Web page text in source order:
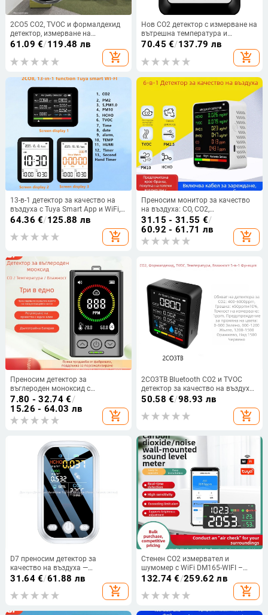
2CO5 CO2, TVOC и формалдехид
детектор, измерване на
температура и влажност,
детектор за качество на въздуха
61.09 €/119.48 лв
add_shopping_cart
Нов CO2 детектор с измерване на
вътрешна температура и
влажност и CO2 аларма
70.45 €/137.79 лв
add_shopping_cart
13-в-1 детектор за качество на
въздуха с Tuya Smart App и WiFi,
CO2 и PM2.5 - CO2 диапазон 400-
6000 ppm; PM2.5 измерване; CO2
точност ±50 ppm; дисплей
64.36 €/125.88 лв
add_shopping_cart
Преносим монитор за качество
на въздуха: CO, CO2,
формалдехид, TVOC, PM2.5 и
PM10; обхват 400–5000 PPM;
точност 10 PPM; захранване
Type-C
31.15 - 31.55 €/
60.92 - 61.71 лв
add_shopping_cart
Преносим детектор за
въглероден моноксид с
измерване на температура и
влажност, модел GC3000 - 3 в 1,
обхват 400–5000 ppm, точност
±5%, USB захранване
7.80 - 32.74€/
15.26 - 64.03 лв
add_shopping_cart
2CO3TB Bluetooth CO2 и TVOC
детектор за качество на въздуха,
измерва температура и
50.58 €/98.93 лв
add_shopping_cart
D7 преносим детектор за
качество на въздуха —
формалдехид 0–9.999 mg/m³,
TVOC 0–9.999 mg/m³, CO2 400–
5000 ppm; точност ±5%;
31.64€/61.88 лв
add_shopping_cart
Стенен CO2 измервател и
шумомер с WiFi DM165-WIFI –
CO2 400–5000 ppm; измерва
шум, температура и влажност;
точност ±50 ppm; резолюция 0.1
132.74 €/259.62 лв
add_shopping_cart